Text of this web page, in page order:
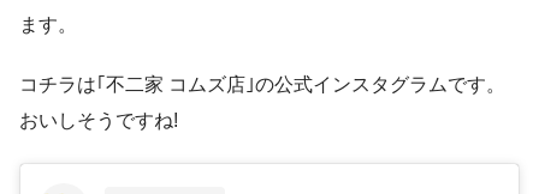
ます。
コチラは｢不二家 コムズ店｣の公式インスタグラムです。
おいしそうですね!